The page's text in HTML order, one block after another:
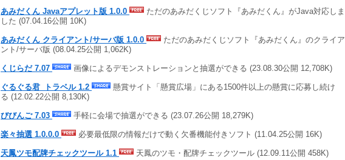
あみだくん Javaアプレット版 1.0.0
ただのあみだくじソフト『あみだくん』がJava対応しま
した (07.04.16公開 10K)
あみだくん クライアント/サーバ版 1.0.0
ただのあみだくじソフト『あみだくん』のクライア
ント/サーバ版 (08.04.25公開 1,062K)
くじらだ 7.07 画像によるデモンストレーションと抽選ができる (23.08.30公開 12,708K)
ぐるぐる君_トラベル 1.2
懸賞サイト「懸賞広場」にある1500件以上の懸賞に応募し続け
る (12.02.22公開 8,130K)
びびんご 7.03 手軽に会場で抽選ができる (23.07.26公開 18,279K)
楽々抽選 1.0.0.0 必要最低限の情報だけで動く欠番機能付きソフト (11.04.25公開 16K)
天鳳ツモ配牌チェックツール 1.1 天鳳のツモ・配牌チェックツール (12.09.11公開 458K)